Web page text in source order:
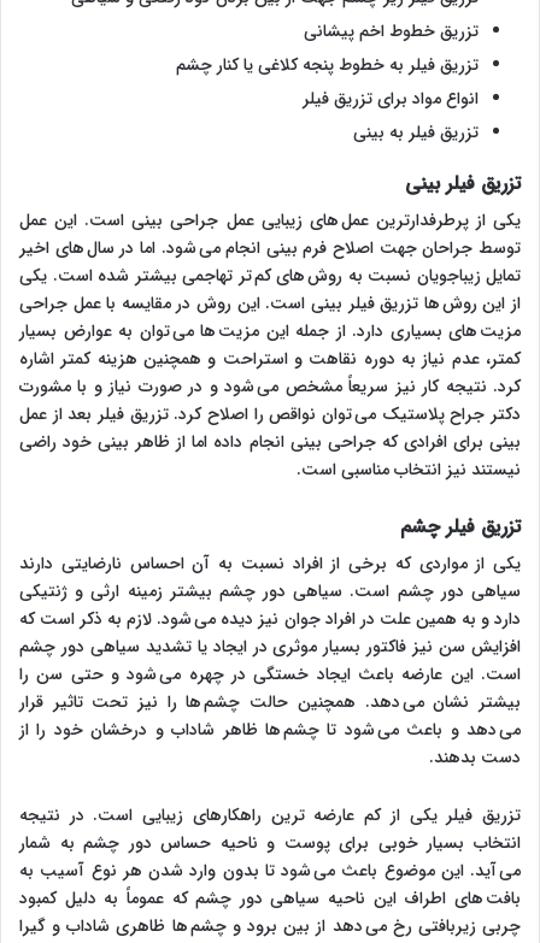
تزریق خطوط اخم پیشانی
تزریق فیلر به خطوط پنجه کلاغی یا کنار چشم
انواع مواد برای تزریق فیلر
تزریق فیلر به بینی
تزریق فیلر بینی
یکی از پرطرفدارترین عمل های زیبایی عمل جراحی بینی است. این عمل
توسط جراحان جهت اصلاح فرم بینی انجام می شود. اما در سال های اخیر
تمایل زیباجویان نسبت به روش های کم تر تهاجمی بیشتر شده است. یکی
از این روش ها تزریق فیلر بینی است. این روش در مقایسه با عمل جراحی
مزیت های بسیاری دارد. از جمله این مزیت ها می توان به عوارض بسیار
کمتر، عدم نیاز به دوره نقاهت و استراحت و همچنین هزینه کمتر اشاره
کرد. نتیجه کار نیز سریعاً مشخص می شود و در صورت نیاز و با مشورت
دکتر جراح پلاستیک می توان نواقص را اصلاح کرد. تزریق فیلر بعد از عمل
بینی برای افرادی که جراحی بینی انجام داده اما از ظاهر بینی خود راضی
نیستند نیز انتخاب مناسبی است.
تزریق فیلر چشم
یکی از مواردی که برخی از افراد نسبت به آن احساس نارضایتی دارند
سیاهی دور چشم است. سیاهی دور چشم بیشتر زمینه ارثی و ژنتیکی
دارد و به همین علت در افراد جوان نیز دیده می شود. لازم به ذکر است که
افزایش سن نیز فاکتور بسیار موثری در ایجاد یا تشدید سیاهی دور چشم
است. این عارضه باعث ایجاد خستگی در چهره می شود و حتی سن را
بیشتر نشان می دهد. همچنین حالت چشم ها را نیز تحت تاثیر قرار
می دهد و باعث می شود تا چشم ها ظاهر شاداب و درخشان خود را از
دست بدهند.
تزریق فیلر یکی از کم عارضه ترین راهکارهای زیبایی است. در نتیجه
انتخاب بسیار خوبی برای پوست و ناحیه حساس دور چشم به شمار
می آید. این موضوع باعث می شود تا بدون وارد شدن هر نوع آسیب به
بافت های اطراف این ناحیه سیاهی دور چشم که عموماً به دلیل کمبود
چربی زیربافتی رخ می دهد از بین برود و چشم ها ظاهری شاداب و گیرا